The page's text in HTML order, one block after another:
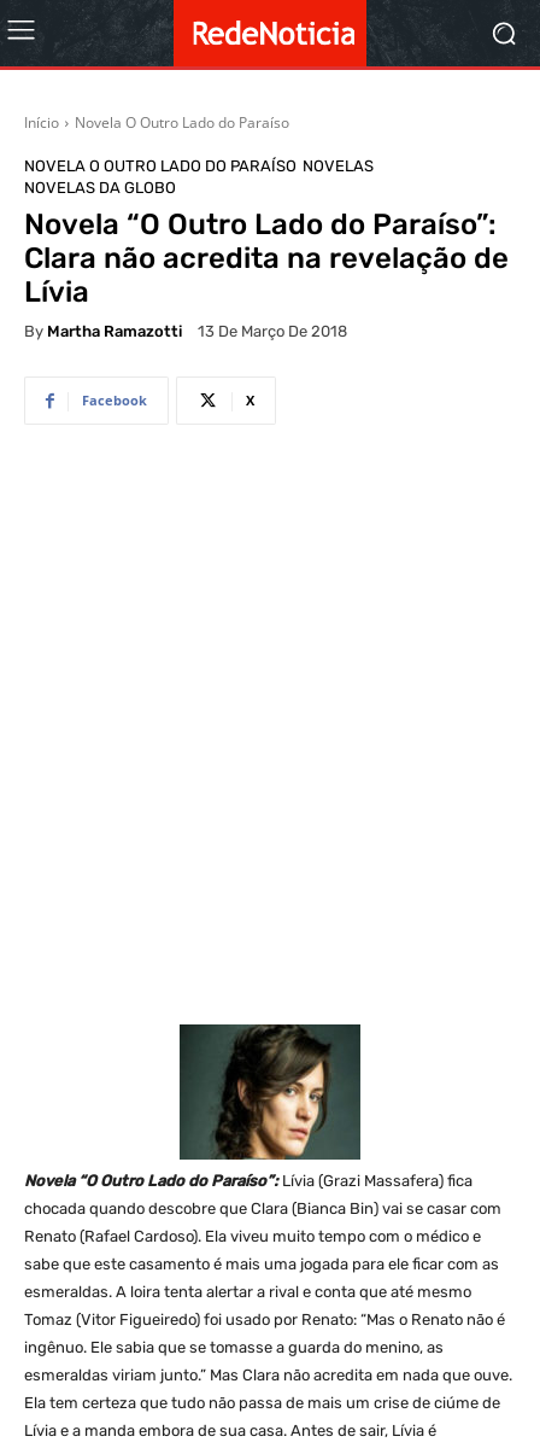
Início Novela O Outro Lado do Paraíso
NOVELA O OUTRO LADO DO PARAÍSO NOVELAS
NOVELAS DA GLOBO
Novela “O Outro Lado do Paraíso”:
Clara não acredita na revelação de
Lívia
By Martha Ramazotti 13 De Março De 2018
Facebook X
Novela “O Outro Lado do Paraíso”:Lívia (Grazi Massafera) fica
chocada quando descobre que Clara (Bianca Bin) vai se casar com
Renato (Rafael Cardoso). Ela viveu muito tempo com o médico e
sabe que este casamento é mais uma jogada para ele ficar com as
esmeraldas. A loira tenta alertar a rival e conta que até mesmo
Tomaz (Vitor Figueiredo) foi usado por Renato: “Mas o Renato não é
ingênuo. Ele sabia que se tomasse a guarda do menino, as
esmeraldas viriam junto.” Mas Clara não acredita em nada que ouve.
Ela tem certeza que tudo não passa de mais um crise de ciúme de
Lívia e a manda embora de sua casa. Antes de sair, Lívia é